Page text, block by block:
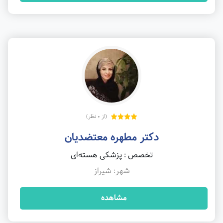
(از 0 نظر)
دکتر مطهره معتضدیان
تخصص : پزشکی هسته‌ای
شهر: شیراز
مشاهده